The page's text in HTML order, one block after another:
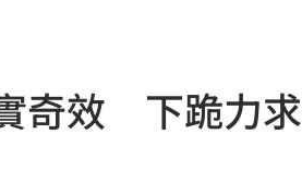
奇效 下跪力求